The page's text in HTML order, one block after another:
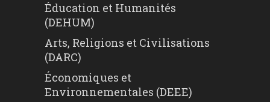
Éducation et Humanités
(DEHUM)
Arts, Religions et Civilisations
(DARC)
Économiques et
Environnementales (DEEE)